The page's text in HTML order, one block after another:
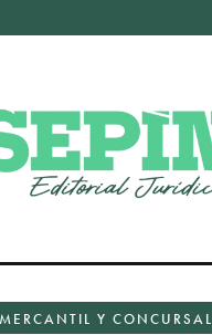
MERCANTIL Y CONCURSAL